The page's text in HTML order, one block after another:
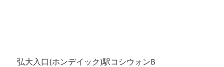
弘大入口(ホンデイック)駅コシウォンB